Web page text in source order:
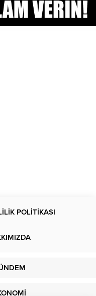
POLİTİKASI